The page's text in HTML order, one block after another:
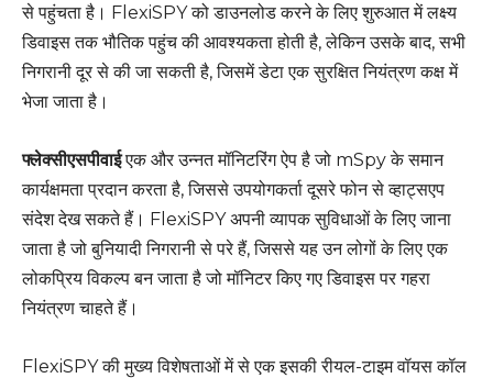
से पहुंचता है। FlexiSPY को डाउनलोड करने के लिए शुरुआत में लक्ष्य
डिवाइस तक भौतिक पहुंच की आवश्यकता होती है, लेकिन उसके बाद, सभी
निगरानी दूर से की जा सकती है, जिसमें डेटा एक सुरक्षित नियंत्रण कक्ष में
भेजा जाता है।
फ्लेक्सीएसपीवाईएक और उन्नत मॉनिटरिंग ऐप है जो mSpy के समान
कार्यक्षमता प्रदान करता है, जिससे उपयोगकर्ता दूसरे फोन से व्हाट्सएप
संदेश देख सकते हैं। FlexiSPY अपनी व्यापक सुविधाओं के लिए जाना
जाता है जो बुनियादी निगरानी से परे हैं, जिससे यह उन लोगों के लिए एक
लोकप्रिय विकल्प बन जाता है जो मॉनिटर किए गए डिवाइस पर गहरा
नियंत्रण चाहते हैं।
FlexiSPY की मुख्य विशेषताओं में से एक इसकी रीयल-टाइम वॉयस कॉल